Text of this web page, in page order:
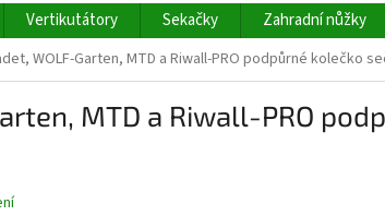
Vertikutátory Sekačky Zahradní nůžky
WOLF-Garten, MTD a Riwall-PRO podpůrné kolečko
MTD a Riwall-PRO